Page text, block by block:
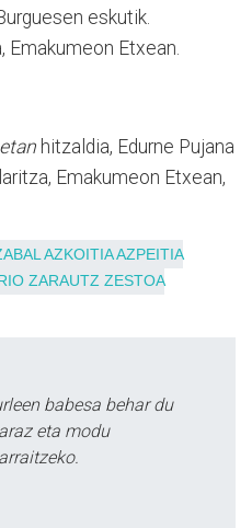
eskutik.
Emakumeon Etxean.
hitzaldia, Edurne Pujana
Emakumeon Etxean,
AZKOITIAAZPEITIA
ZARAUTZ ZESTOA
babesa behar du
eta modu